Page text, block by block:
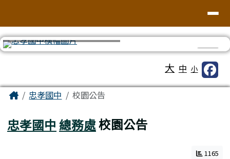
大 中 小
主內容區域
Home忠孝國中 校園公告
忠孝國中 總務處校園公告
1165
頁尾區域